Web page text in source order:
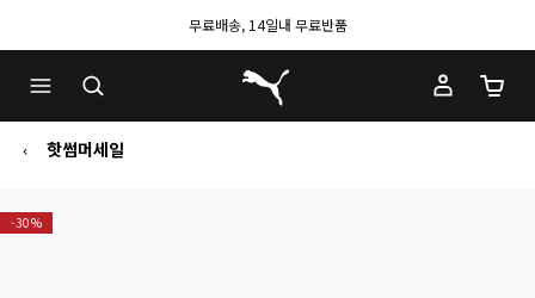
무료배송, 14일내 무료반품
푸마 홈
장바
핫썸머세일
-30%